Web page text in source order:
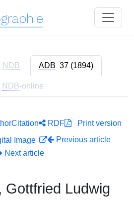
NDB ADB 37 (1894)
NDB-online
Citation RDF
Print version
Image
Previous article
Next article
Gottfried Ludwig